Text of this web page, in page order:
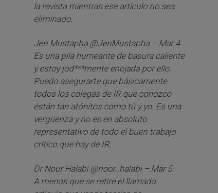
la revista mientras ese artículo no sea
eliminado.
Jen Mustapha @JenMustapha – Mar 4
Es una pila humeante de basura caliente
y estoy jod***mente enojada por ello.
Puedo asegurarte que básicamente
todos los colegas de IR que conozco
están tan atónitos como tú y yo. Es una
vergüenza y no es en absoluto
representativo de todo el buen trabajo
crítico que hay de IR.
Dr Nour Halabi @noor_halabi – Mar 5
A menos que se retire el llamado